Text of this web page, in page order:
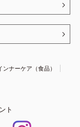
ンナーケア（食品）
ト